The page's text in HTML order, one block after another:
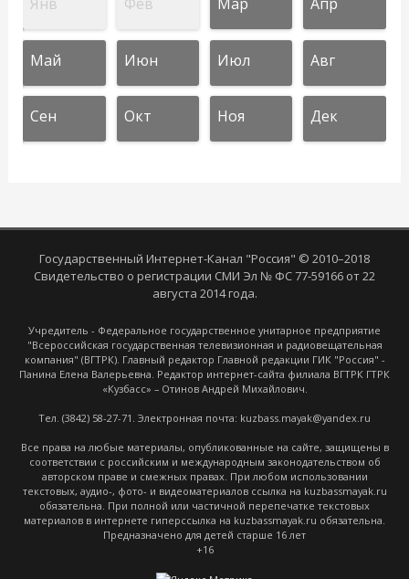
Май Июн Июл Авг
Сен Окт Ноя Дек
Государственный Интернет-Канал "Россия" © 2010–2018
Свидетельство о регистрации СМИ Эл № ФС 77-59166 от 22
августа 2014 года.
Учредитель - Федеральное государственное унитарное предприятие
"Всероссийская государственная телевизионная и радиовещательная
компания" (ВГТРК). Главный редактор Главной редакции ГИК "Россия" -
Панина Елена Валерьевна. Редактор интернет-сайта филиала ВГТРК ГТРК
«Кузбасс» – Отинов Андрей Михайлович.
Тел. (3842) 58-27-71. Электронная почта: kuzbass.mayak@yandex.ru
Все права на любые материалы, опубликованные на сайте, защищены в
соответствии с российским и международным законодательством об
авторском праве и смежных правах. При любом использовании
текстовых, аудио-, фото- и видеоматериалов ссылка на kuzbassmayak.ru
обязательна. При полной или частичной перепечатке текстовых
материалов в интернете гиперссылка на kuzbassmayak.ru обязательна.
Предназначено для детей старше 16 лет
+16